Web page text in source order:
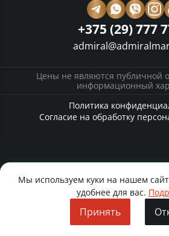
+375 (29) 777
Цены не являются публичной
информационный
Политика
Согласие на обработку
Мы используем куки на нашем
удобнее для вас.
Принять